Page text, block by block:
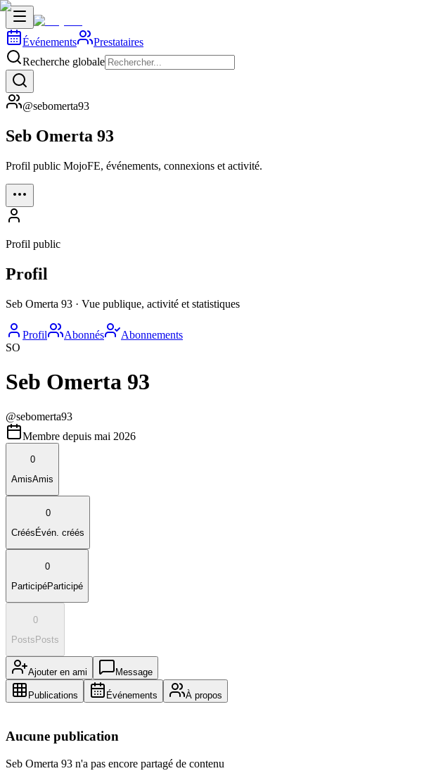
Événements
Prestataires
Recherche globale
@sebomerta93
Seb Omerta 93
Profil public MojoFE, événements, connexions et activité.
Profil public
Profil
Seb Omerta 93 · Vue publique, activité et statistiques
Profil Abonnés
Abonnements
SO
Seb Omerta 93
@sebomerta93
Membre depuis mai 2026
0
AmisAmis
0
Créés Évén. créés
0
ParticipéParticipé
0
Posts Posts
Ajouter en ami Message
Publications Événements À propos
Aucune publication
Seb Omerta 93 n'a pas encore partagé de contenu